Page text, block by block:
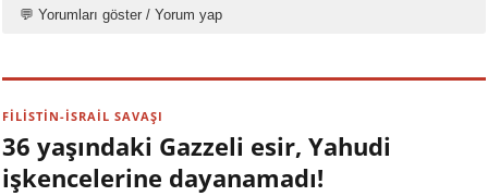
💬 Yorumları göster / Yorum yap
FİLİSTİN-İSRAİL SAVAŞI
36 yaşındaki Gazzeli esir, Yahudi
işkencelerine dayanamadı!